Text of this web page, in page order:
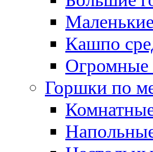
Кашпо
Огромные
Горшки по